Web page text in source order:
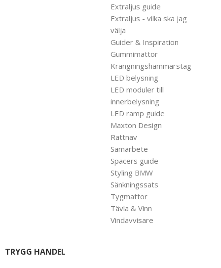
Extraljus guide
Extraljus - vilka ska jag
välja
Guider & Inspiration
Gummimattor
Krängningshämmarstag
LED belysning
LED moduler till
innerbelysning
LED ramp guide
Maxton Design
Rattnav
Samarbete
Spacers guide
Styling BMW
Sänkningssats
Tygmattor
Tävla & Vinn
Vindavvisare
TRYGG HANDEL